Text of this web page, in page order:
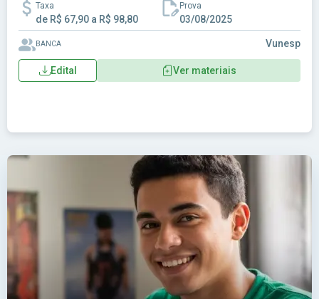
Taxa
de R$ 67,90 a R$ 98,80
Prova
03/08/2025
BANCA Vunesp
Edital Ver materiais